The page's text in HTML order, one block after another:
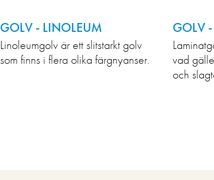
GOLV - LINOLEUM
Linoleumgolv är ett slitstarkt golv
som finns i flera olika färgnyanser.
GOLV
vad
och